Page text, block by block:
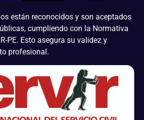
están reconocidos y son aceptados
cumpliendo con la Normativa
PE. Esto asegura su validez y
profesional.